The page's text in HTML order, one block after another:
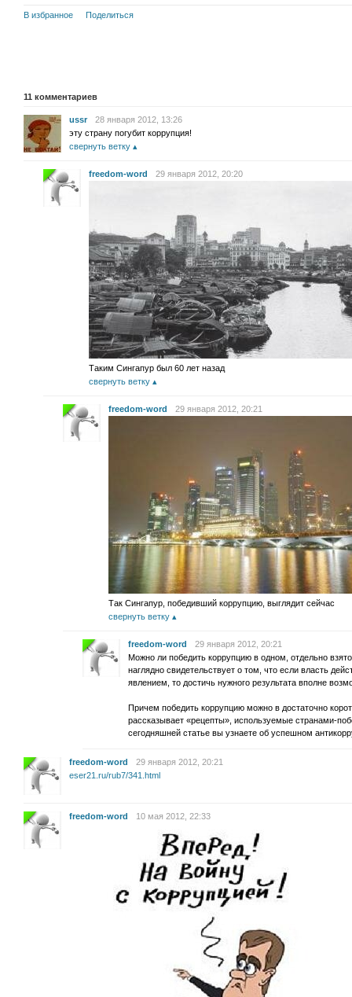
В избранное Поделиться
11 комментариев
ussr
28 января 2012, 13:26
эту страну погубит коррупция!
свернуть ветку
freedom-word 29 января 2012, 20:20
Таким Сингапур был 60 лет назад
свернуть ветку
freedom-word 29 января 2012, 20:21
Так Сингапур, победивший коррупцию, выглядит сейчас
свернуть ветку
freedom-word
29 января 2012, 20:21
Можно ли победить коррупцию в одном, отдельно
наглядно свидетельствует о том, что если власть
явлением, то достичь нужного результата вполне
Причем победить коррупцию можно в достаточно
рассказывает «рецепты», используемые странами-
сегодняшней статье вы узнаете об успешном
freedom-word
29 января 2012, 20:21
eser21.ru/rub7/341.html
freedom-word 10 мая 2012, 22:33